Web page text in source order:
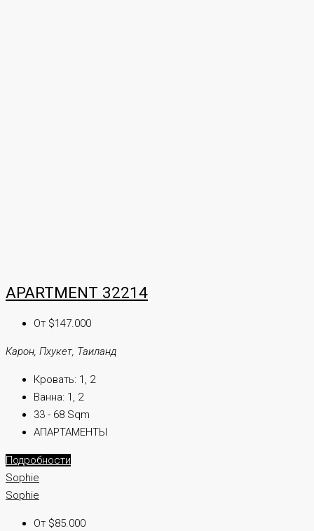
APARTMENT 32214
От $147.000
Карон, Пхукет, Таиланд
Кровать: 1, 2
Ванна: 1, 2
33 - 68 Sqm
АПАРТАМЕНТЫ
Подробности
Sophie
Sophie
От $85.000